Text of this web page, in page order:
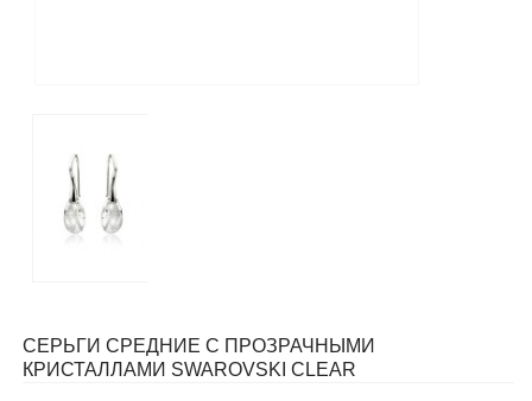
СЕРЬГИ СРЕДНИЕ С ПРОЗРАЧНЫМИ
КРИСТАЛЛАМИ SWAROVSKI CLEAR